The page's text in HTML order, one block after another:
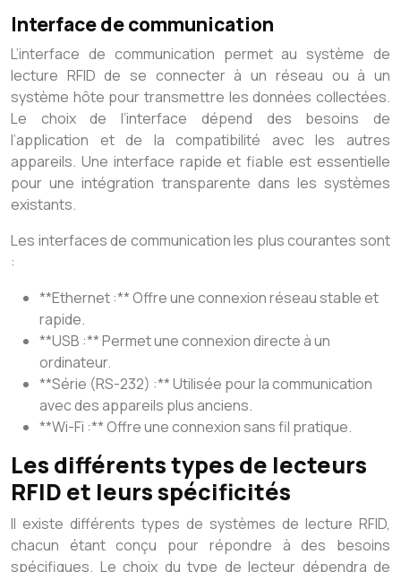
Interface de communication
L’interface de communication permet au système de
lecture RFID de se connecter à un réseau ou à un
système hôte pour transmettre les données collectées.
Le choix de l’interface dépend des besoins de
l’application et de la compatibilité avec les autres
appareils. Une interface rapide et fiable est essentielle
pour une intégration transparente dans les systèmes
existants.
Les interfaces de communication les plus courantes sont
:
**Ethernet :** Offre une connexion réseau stable et
rapide.
**USB :** Permet une connexion directe à un
ordinateur.
**Série (RS-232) :** Utilisée pour la communication
avec des appareils plus anciens.
**Wi-Fi :** Offre une connexion sans fil pratique.
Les différents types de lecteurs
RFID et leurs spécificités
Il existe différents types de systèmes de lecture RFID,
chacun étant conçu pour répondre à des besoins
spécifiques. Le choix du type de lecteur dépendra de